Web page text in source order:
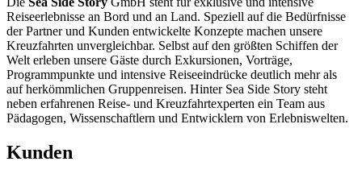
Reiseerlebnisse an Bord und an Land. Speziell auf die Bedürfnisse
der Partner und Kunden entwickelte Konzepte machen unsere
Kreuzfahrten unvergleichbar. Selbst auf den größten Schiffen der
Welt erleben unsere Gäste durch Exkursionen, Vorträge,
Programmpunkte und intensive Reiseeindrücke deutlich mehr als
auf herkömmlichen Gruppenreisen. Hinter Sea Side Story steht
neben erfahrenen Reise- und Kreuzfahrtexperten ein Team aus
Pädagogen, Wissenschaftlern und Entwicklern von Erlebniswelten.
Kunden